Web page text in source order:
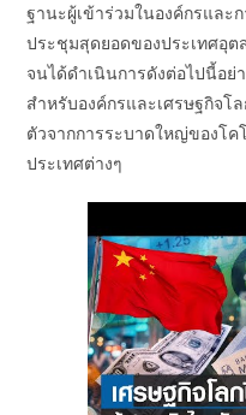
ฐานะผู้เข้าร่วมในองค์กรและ
ประชุมสุดยอดของประเทศอุต
จนได้ดำเนินการดังต่อไปนี้อย่
สำหรับองค์กรและเศรษฐกิจโ
ตัวจากการระบาดใหญ่ของโค
ประเทศต่างๆ